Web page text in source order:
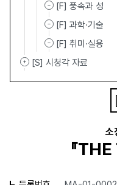
[F] 풍속과 성
[F] 과학·기술
[F] 취미·실용
[S] 시청각 자료
소
『